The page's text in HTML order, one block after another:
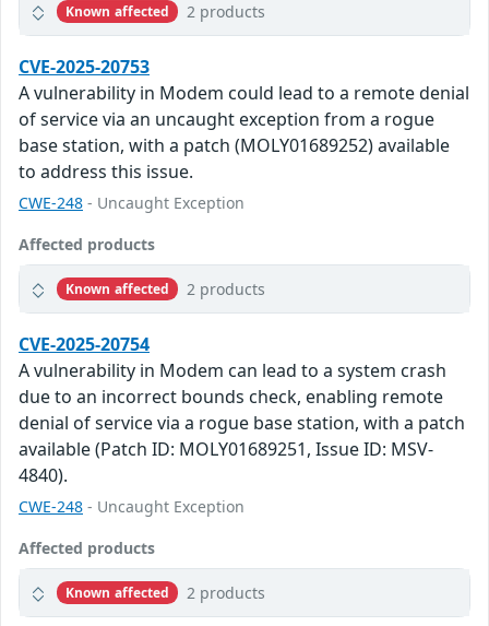
Known affected 2 products
CVE-2025-20753
A vulnerability in Modem could lead to a remote denial
of service via an uncaught exception from a rogue
base station, with a patch (MOLY01689252) available
to address this issue.
CWE-248 - Uncaught Exception
Affected products
Known affected 2 products
CVE-2025-20754
A vulnerability in Modem can lead to a system crash
due to an incorrect bounds check, enabling remote
denial of service via a rogue base station, with a patch
available (Patch ID: MOLY01689251, Issue ID: MSV-
4840).
CWE-248 - Uncaught Exception
Affected products
Known affected 2 products